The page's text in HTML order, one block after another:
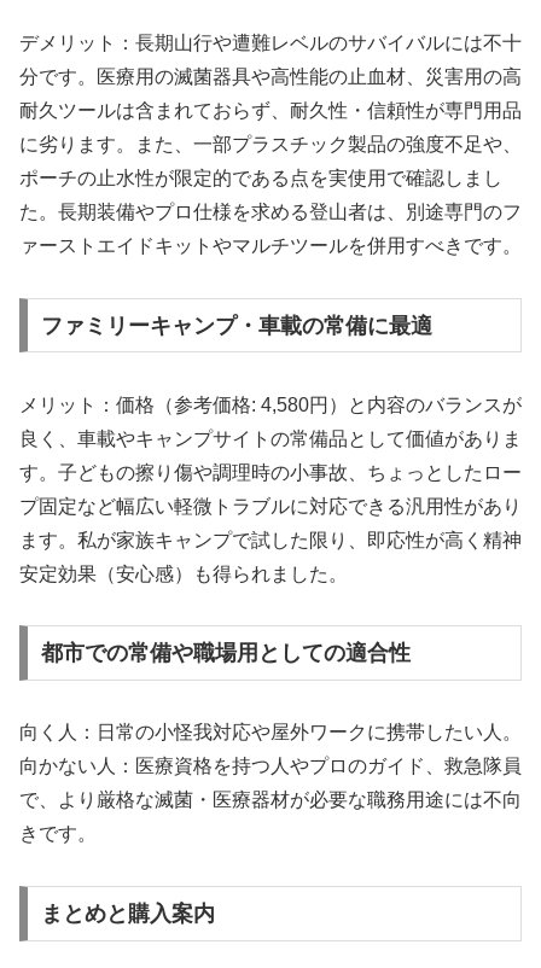
デメリット：長期山行や遭難レベルのサバイバルには不十
分です。医療用の滅菌器具や高性能の止血材、災害用の高
耐久ツールは含まれておらず、耐久性・信頼性が専門用品
に劣ります。また、一部プラスチック製品の強度不足や、
ポーチの止水性が限定的である点を実使用で確認しまし
た。長期装備やプロ仕様を求める登山者は、別途専門のフ
ァーストエイドキットやマルチツールを併用すべきです。
ファミリーキャンプ・車載の常備に最適
メリット：価格（参考価格: 4,580円）と内容のバランスが
良く、車載やキャンプサイトの常備品として価値がありま
す。子どもの擦り傷や調理時の小事故、ちょっとしたロー
プ固定など幅広い軽微トラブルに対応できる汎用性があり
ます。私が家族キャンプで試した限り、即応性が高く精神
安定効果（安心感）も得られました。
都市での常備や職場用としての適合性
向く人：日常の小怪我対応や屋外ワークに携帯したい人。
向かない人：医療資格を持つ人やプロのガイド、救急隊員
で、より厳格な滅菌・医療器材が必要な職務用途には不向
きです。
まとめと購入案内